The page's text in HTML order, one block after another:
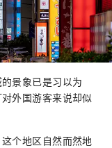
景象已是习以为
外国游客来说却似
个地区自然而然地